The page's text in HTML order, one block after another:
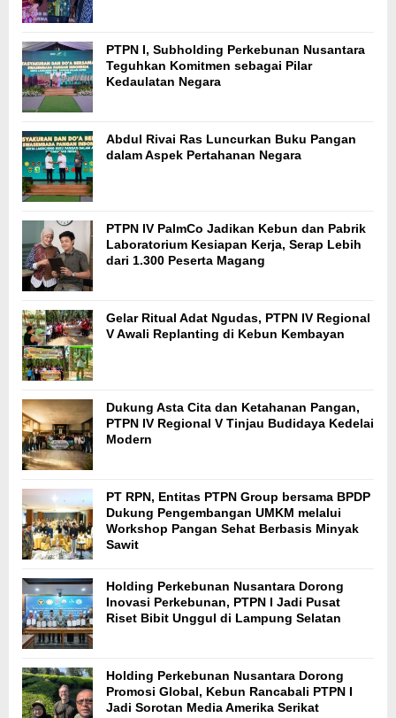
PTPN I, Subholding Perkebunan Nusantara
Teguhkan Komitmen sebagai Pilar
Kedaulatan Negara
Abdul Rivai Ras Luncurkan Buku Pangan
dalam Aspek Pertahanan Negara
PTPN IV PalmCo Jadikan Kebun dan Pabrik
Laboratorium Kesiapan Kerja, Serap Lebih
dari 1.300 Peserta Magang
Gelar Ritual Adat Ngudas, PTPN IV Regional
V Awali Replanting di Kebun Kembayan
Dukung Asta Cita dan Ketahanan Pangan,
PTPN IV Regional V Tinjau Budidaya Kedelai
Modern
PT RPN, Entitas PTPN Group bersama BPDP
Dukung Pengembangan UMKM melalui
Workshop Pangan Sehat Berbasis Minyak
Sawit
Holding Perkebunan Nusantara Dorong
Inovasi Perkebunan, PTPN I Jadi Pusat
Riset Bibit Unggul di Lampung Selatan
Holding Perkebunan Nusantara Dorong
Promosi Global, Kebun Rancabali PTPN I
Jadi Sorotan Media Amerika Serikat